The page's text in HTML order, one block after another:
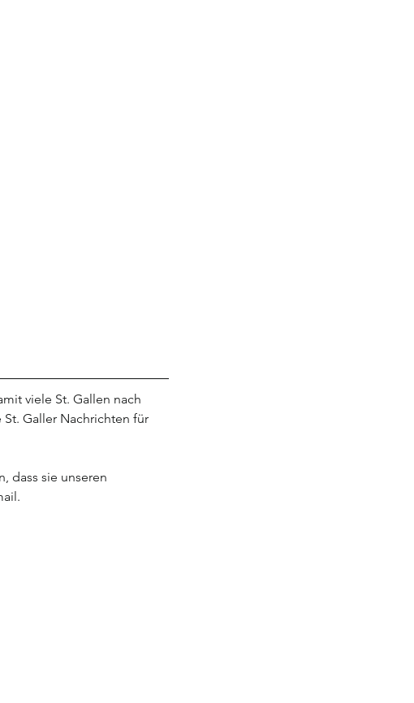
viele St. Gallen nach
Galler Nachrichten für
dass sie unseren